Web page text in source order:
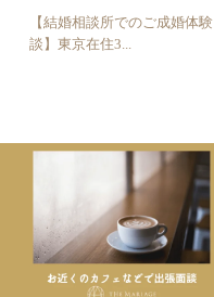
【結婚相談所でのご成婚体験
談】東京在住3...